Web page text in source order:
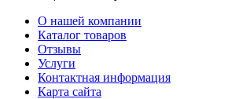
О нашей компании
Каталог товаров
Отзывы
Услуги
Контактная информация
Карта сайта